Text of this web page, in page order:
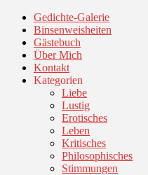
Gedichte-Galerie
Binsenweisheiten
Gästebuch
Über Mich
Kontakt
Kategorien
Liebe
Lustig
Erotisches
Leben
Kritisches
Philosophisches
Stimmungen